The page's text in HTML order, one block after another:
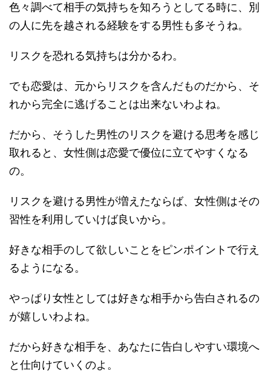
色々調べて相手の気持ちを知ろうとしてる時に、別
の人に先を越される経験をする男性も多そうね。
リスクを恐れる気持ちは分かるわ。
でも恋愛は、元からリスクを含んだものだから、そ
れから完全に逃げることは出来ないわよね。
だから、そうした男性のリスクを避ける思考を感じ
取れると、女性側は恋愛で優位に立てやすくなる
の。
リスクを避ける男性が増えたならば、女性側はその
習性を利用していけば良いから。
好きな相手のして欲しいことをピンポイントで行え
るようになる。
やっぱり女性としては好きな相手から告白されるの
が嬉しいわよね。
だから好きな相手を、あなたに告白しやすい環境へ
と仕向けていくのよ。